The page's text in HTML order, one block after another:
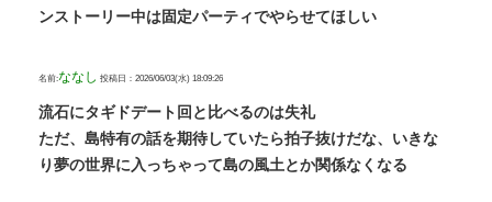
ンストーリー中は固定パーティでやらせてほしい
名前:ななし 投稿日：2026/06/03(水) 18:09:26
流石にタギドデート回と比べるのは失礼
ただ、島特有の話を期待していたら拍子抜けだな、いきな
り夢の世界に入っちゃって島の風土とか関係なくなる